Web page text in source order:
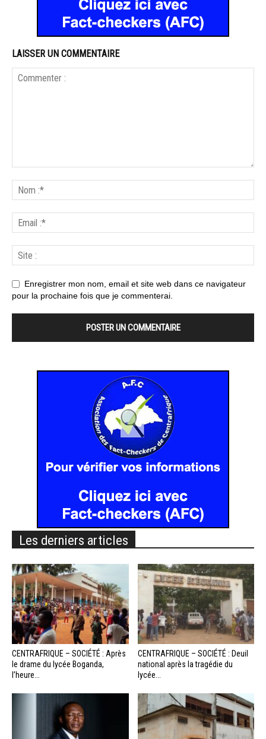
LAISSER UN COMMENTAIRE
Enregistrer mon nom, email et site web dans ce navigateur
pour la prochaine fois que je commenterai.
Les derniers articles
CENTRAFRIQUE – SOCIÉTÉ : Après
le drame du lycée Boganda,
l’heure...
CENTRAFRIQUE – SOCIÉTÉ : Deuil
national après la tragédie du
lycée...